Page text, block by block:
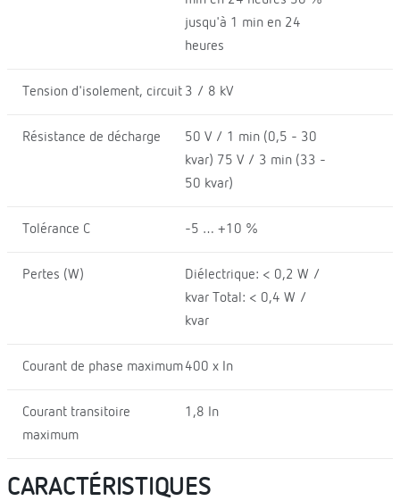
jusqu'à 1 min en 24
heures
Tension d'isolement, circuit 3 / 8 kV
Résistance de décharge
50 V / 1 min (0,5 - 30
kvar) 75 V / 3 min (33 -
50 kvar)
Tolérance C -5 … +10 %
Pertes (W)
Diélectrique: < 0,2 W /
kvar Total: < 0,4 W /
kvar
Courant de phase maximum400 x In
Courant transitoire
maximum
1,8 In
CARACTÉRISTIQUES